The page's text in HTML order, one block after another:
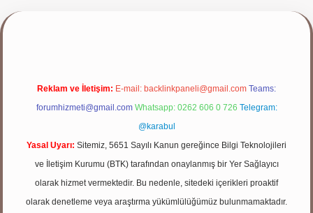
Reklam ve İletişim: E-mail: backlinkpaneli@gmail.com Teams:
forumhizmeti@gmail.com Whatsapp: 0262 606 0 726 Telegram:
@karabul
Yasal Uyarı: Sitemiz, 5651 Sayılı Kanun gereğince Bilgi Teknolojileri
ve İletişim Kurumu (BTK) tarafından onaylanmış bir Yer Sağlayıcı
olarak hizmet vermektedir. Bu nedenle, sitedeki içerikleri proaktif
olarak denetleme veya araştırma yükümlülüğümüz bulunmamaktadır.